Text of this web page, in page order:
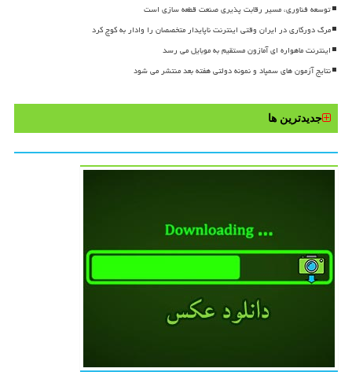
توسعه فناوری، مسیر رقابت پذیری صنعت قطعه سازی است
مرگ دورکاری در ایران وقتی اینترنت ناپایدار متخصصان را وادار به کوچ کرد
اینترنت ماهواره ای آمازون مستقیم به موبایل می رسد
نتایج آزمون های سمپاد و نمونه دولتی هفته بعد منتشر می شود
جدیدترین ها